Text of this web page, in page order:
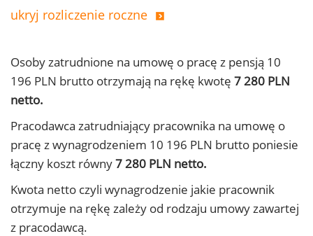
ukryj rozliczenie roczne
Osoby zatrudnione na umowę o pracę z pensją 10
196 PLN brutto otrzymają na rękę kwotę 7 280 PLN
netto.
Pracodawca zatrudniający pracownika na umowę o
pracę z wynagrodzeniem 10 196 PLN brutto poniesie
łączny koszt równy7 280 PLN netto.
Kwota netto czyli wynagrodzenie jakie pracownik
otrzymuje na rękę zależy od rodzaju umowy zawartej
z pracodawcą.